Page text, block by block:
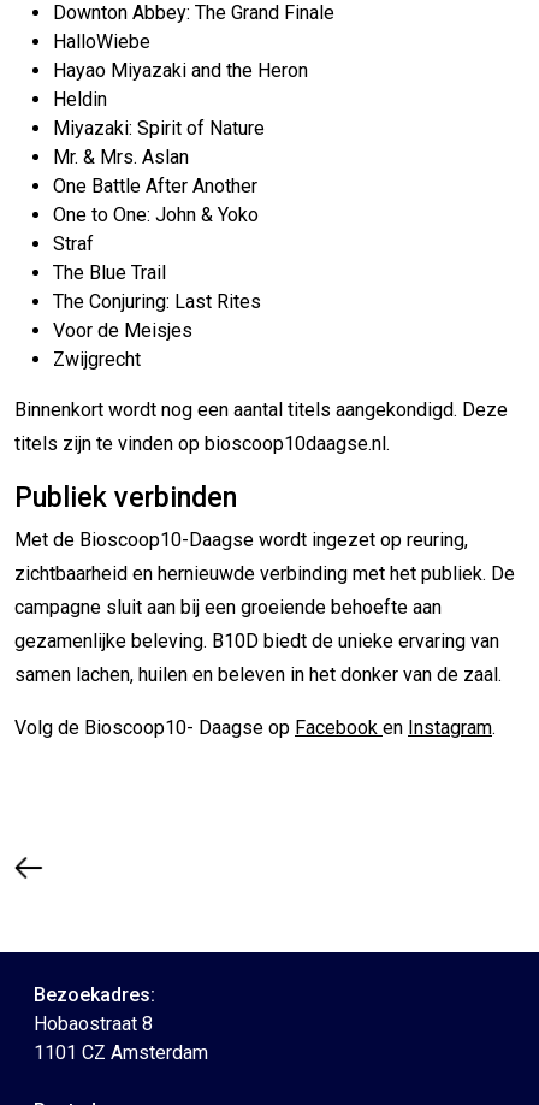
Downton Abbey: The Grand Finale
HalloWiebe
Hayao Miyazaki and the Heron
Heldin
Miyazaki: Spirit of Nature
Mr. & Mrs. Aslan
One Battle After Another
One to One: John & Yoko
Straf
The Blue Trail
The Conjuring: Last Rites
Voor de Meisjes
Zwijgrecht
Binnenkort wordt nog een aantal titels aangekondigd. Deze
titels zijn te vinden op bioscoop10daagse.nl.
Publiek verbinden
Met de Bioscoop10-Daagse wordt ingezet op reuring,
zichtbaarheid en hernieuwde verbinding met het publiek. De
campagne sluit aan bij een groeiende behoefte aan
gezamenlijke beleving. B10D biedt de unieke ervaring van
samen lachen, huilen en beleven in het donker van de zaal.
Volg de Bioscoop10- Daagse op Facebook en Instagram.
Bezoekadres:
Hobaostraat 8
1101 CZ Amsterdam